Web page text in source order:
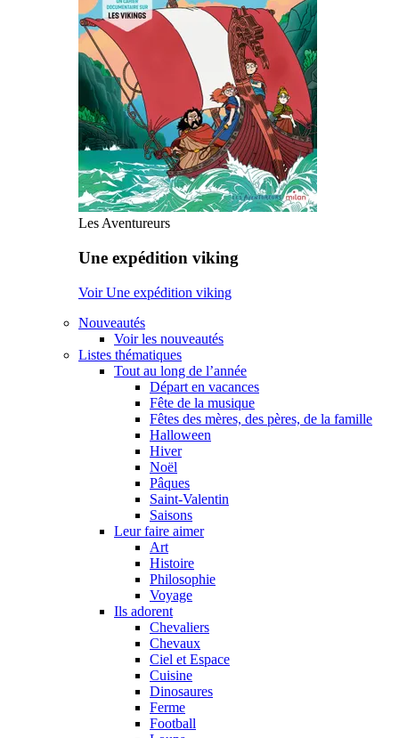
Les Aventureurs
Une expédition viking
Voir Une expédition viking
Nouveautés
Voir les nouveautés
Listes thématiques
Tout au long de l’année
Départ en vacances
Fête de la musique
Fêtes des mères, des pères, de la famille
Halloween
Hiver
Noël
Pâques
Saint-Valentin
Saisons
Leur faire aimer
Art
Histoire
Philosophie
Voyage
Ils adorent
Chevaliers
Chevaux
Ciel et Espace
Cuisine
Dinosaures
Ferme
Football